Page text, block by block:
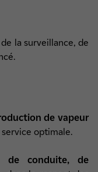
la surveillance, de
de vapeur
optimale.
de conduite, de